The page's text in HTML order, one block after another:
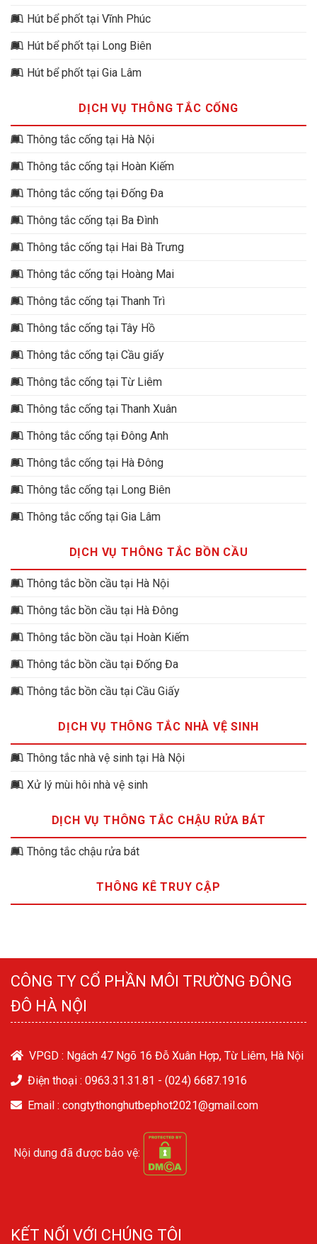
Hút bể phốt tại Vĩnh Phúc
Hút bể phốt tại Long Biên
Hút bể phốt tại Gia Lâm
DỊCH VỤ THÔNG TẮC CỐNG
Thông tắc cống tại Hà Nội
Thông tắc cống tại Hoàn Kiếm
Thông tắc cống tại Đống Đa
Thông tắc cống tại Ba Đình
Thông tắc cống tại Hai Bà Trưng
Thông tắc cống tại Hoàng Mai
Thông tắc cống tại Thanh Trì
Thông tắc cống tại Tây Hồ
Thông tắc cống tại Cầu giấy
Thông tắc cống tại Từ Liêm
Thông tắc cống tại Thanh Xuân
Thông tắc cống tại Đông Anh
Thông tắc cống tại Hà Đông
Thông tắc cống tại Long Biên
Thông tắc cống tại Gia Lâm
DỊCH VỤ THÔNG TẮC BỒN CẦU
Thông tắc bồn cầu tại Hà Nội
Thông tắc bồn cầu tại Hà Đông
Thông tắc bồn cầu tại Hoàn Kiếm
Thông tắc bồn cầu tại Đống Đa
Thông tắc bồn cầu tại Cầu Giấy
DỊCH VỤ THÔNG TẮC NHÀ VỆ SINH
Thông tắc nhà vệ sinh tại Hà Nội
Xử lý mùi hôi nhà vệ sinh
DỊCH VỤ THÔNG TẮC CHẬU RỬA BÁT
Thông tắc chậu rửa bát
THÔNG KÊ TRUY CẬP
CÔNG TY CỔ PHẦN MÔI TRƯỜNG ĐÔNG
ĐÔ HÀ NỘI
VPGD : Ngách 47 Ngõ 16 Đỗ Xuân Hợp, Từ Liêm, Hà Nội
Điện thoại : 0963.31.31.81 - (024) 6687.1916
Email : congtythonghutbephot2021@gmail.com
Nội dung đã được bảo vệ:
KẾT NỐI VỚI CHÚNG TÔI